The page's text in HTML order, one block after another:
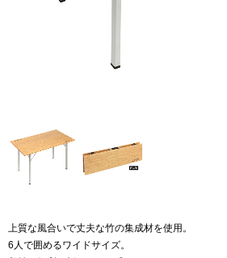
上質な風合いで丈夫な竹の集成材を使用。
6人で囲めるワイドサイズ。